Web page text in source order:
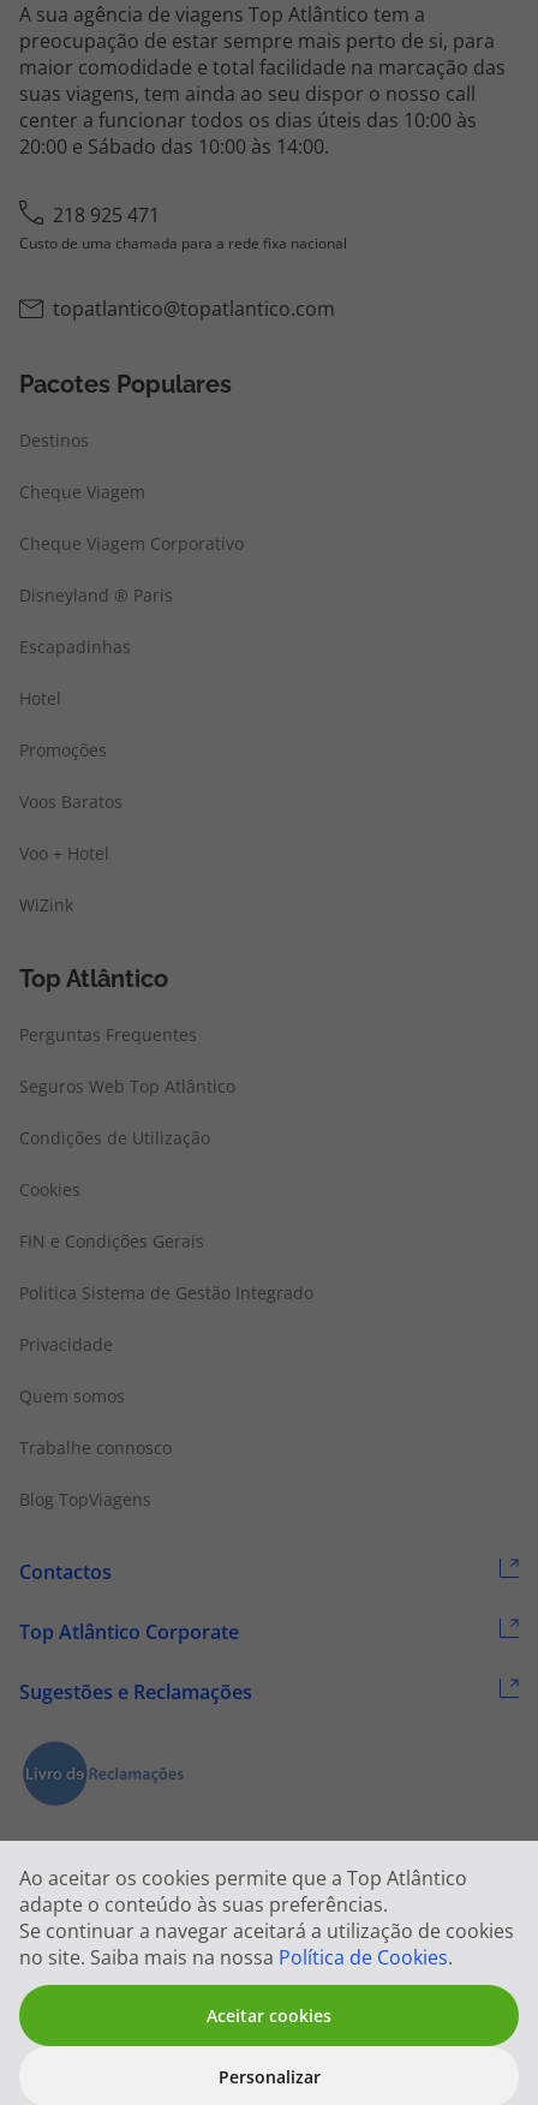
Ao aceitar os cookies permite que a Top Atlântico
adapte o conteúdo às suas preferências.
Se continuar a navegar aceitará a utilização de cookies
no site. Saiba mais na nossa Política de Cookies.
Aceitar cookies
Personalizar
A sua agência de viagens Top Atlântico tem a
preocupação de estar sempre mais perto de si, para
maior comodidade e total facilidade na marcação das
suas viagens, tem ainda ao seu dispor o nosso call
center a funcionar todos os dias úteis das 10:00 às
20:00 e Sábado das 10:00 às 14:00.
218 925 471
Custo de uma chamada para a rede fixa nacional
topatlantico@topatlantico.com
Pacotes Populares
Destinos
Cheque Viagem
Cheque Viagem Corporativo
Disneyland ® Paris
Escapadinhas
Hotel
Promoções
Voos Baratos
Voo + Hotel
WiZink
Top Atlântico
Perguntas Frequentes
Seguros Web Top Atlântico
Condições de Utilização
Cookies
FIN e Condições Gerais
Politica Sistema de Gestão Integrado
Privacidade
Quem somos
Trabalhe connosco
Blog TopViagens
Contactos
Top Atlântico Corporate
Sugestões e Reclamações
2026 © Todos os direitos reservados:Top Atlântico, Viagens e Turismo